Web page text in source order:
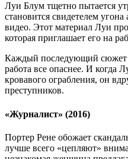
Луи Блум тщетно пытается
становится свидетелем
видео. Этот материал Луи
которая приглашает его на
Каждый последующий сюжет
работа все опаснее. И когда
кровавого ограбления, он
преступников.
«Журналист» (2016)
Портер Рене обожает
лучше всего «цепляют»